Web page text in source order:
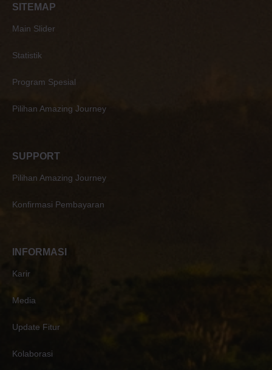
SITEMAP
Main Slider
Statistik
Program Spesial
Pilihan Amazing Journey
SUPPORT
Pilihan Amazing Journey
Konfirmasi Pembayaran
INFORMASI
Karir
Media
Update Fitur
Kolaborasi